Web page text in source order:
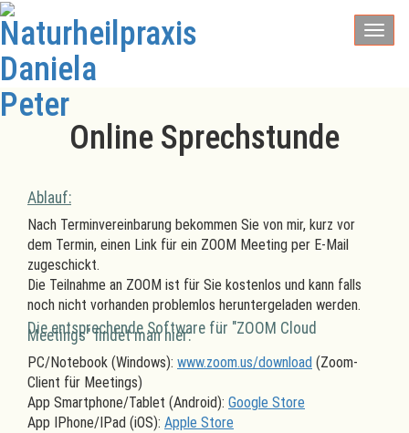
Online Sprechstunde
Ablauf:
Nach Terminvereinbarung bekommen Sie von mir, kurz vor
dem Termin, einen Link für ein ZOOM Meeting per E-Mail
zugeschickt.
Die Teilnahme an ZOOM ist für Sie kostenlos und kann falls
noch nicht vorhanden problemlos heruntergeladen werden.
Die entsprechende Software für "ZOOM Cloud
Meetings" findet man hier:
PC/Notebook (Windows): www.zoom.us/download (Zoom-
Client für Meetings)
App Smartphone/Tablet (Android): Google Store
App IPhone/IPad (iOS): Apple Store